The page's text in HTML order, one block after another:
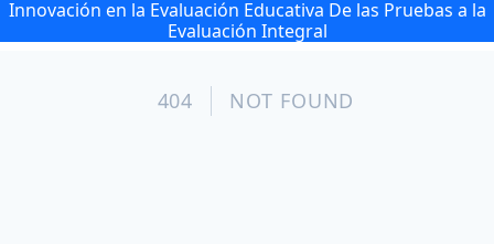
Innovación en la Evaluación Educativa De las Pruebas a la
Evaluación Integral